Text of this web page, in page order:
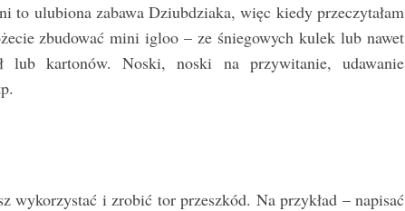
to ulubiona zabawa Dziubdziaka, więc kiedy przeczytałam
zbudować mini igloo – ze śniegowych kulek lub nawet
kartonów. Noski, noski na przywitanie, udawanie
wykorzystać i zrobić tor przeszkód. Na przykład – napisać